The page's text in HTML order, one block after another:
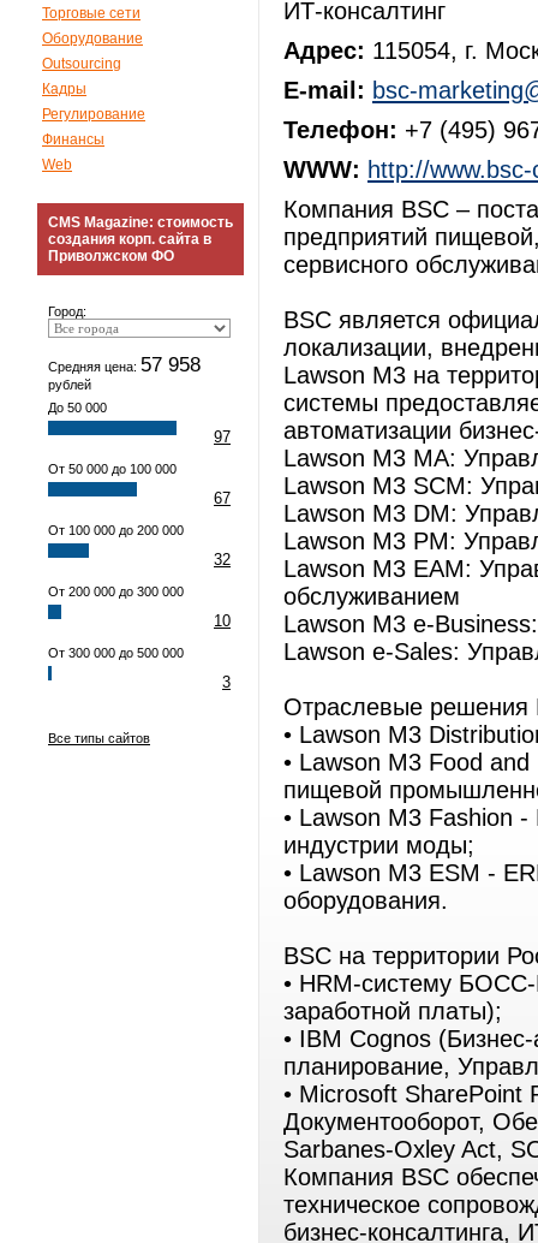
Торговые сети
Оборудование
Outsourcing
Кадры
Регулирование
Финансы
Web
CMS Magazine: стоимость
создания корп. сайта в
Приволжском ФО
Город:
Средняя цена: 57 958
рублей
До 50 000
97
От 50 000 до 100 000
67
От 100 000 до 200 000
32
От 200 000 до 300 000
10
От 300 000 до 500 000
3
Все типы сайтов
ИТ-консалтинг
Адрес: 115054, г.
E-mail: bsc-
Телефон: +7 (495)
WWW: http://
Компания BSC –
предприятий
сервисного
BSC является
локализации,
Lawson M3 на
системы
автоматизации
Lawson M3 MA:
Lawson M3 SCM:
Lawson M3 DM:
Lawson M3 PM:
Lawson M3 EAM:
обслуживанием
Lawson M3 e-
Lawson e-Sales:
Отраслевые решения
• Lawson M3
• Lawson M3 Food
пищевой
• Lawson M3 Fashion
индустрии моды;
• Lawson M3 ESM -
оборудования.
BSC на территории
• HRM-систему
заработной платы);
• IBM Cognos
планирование,
• Microsoft SharePoint
Документооборот,
Sarbanes-Oxley Act,
Компания BSC
техническое
бизнес-консалтинга,